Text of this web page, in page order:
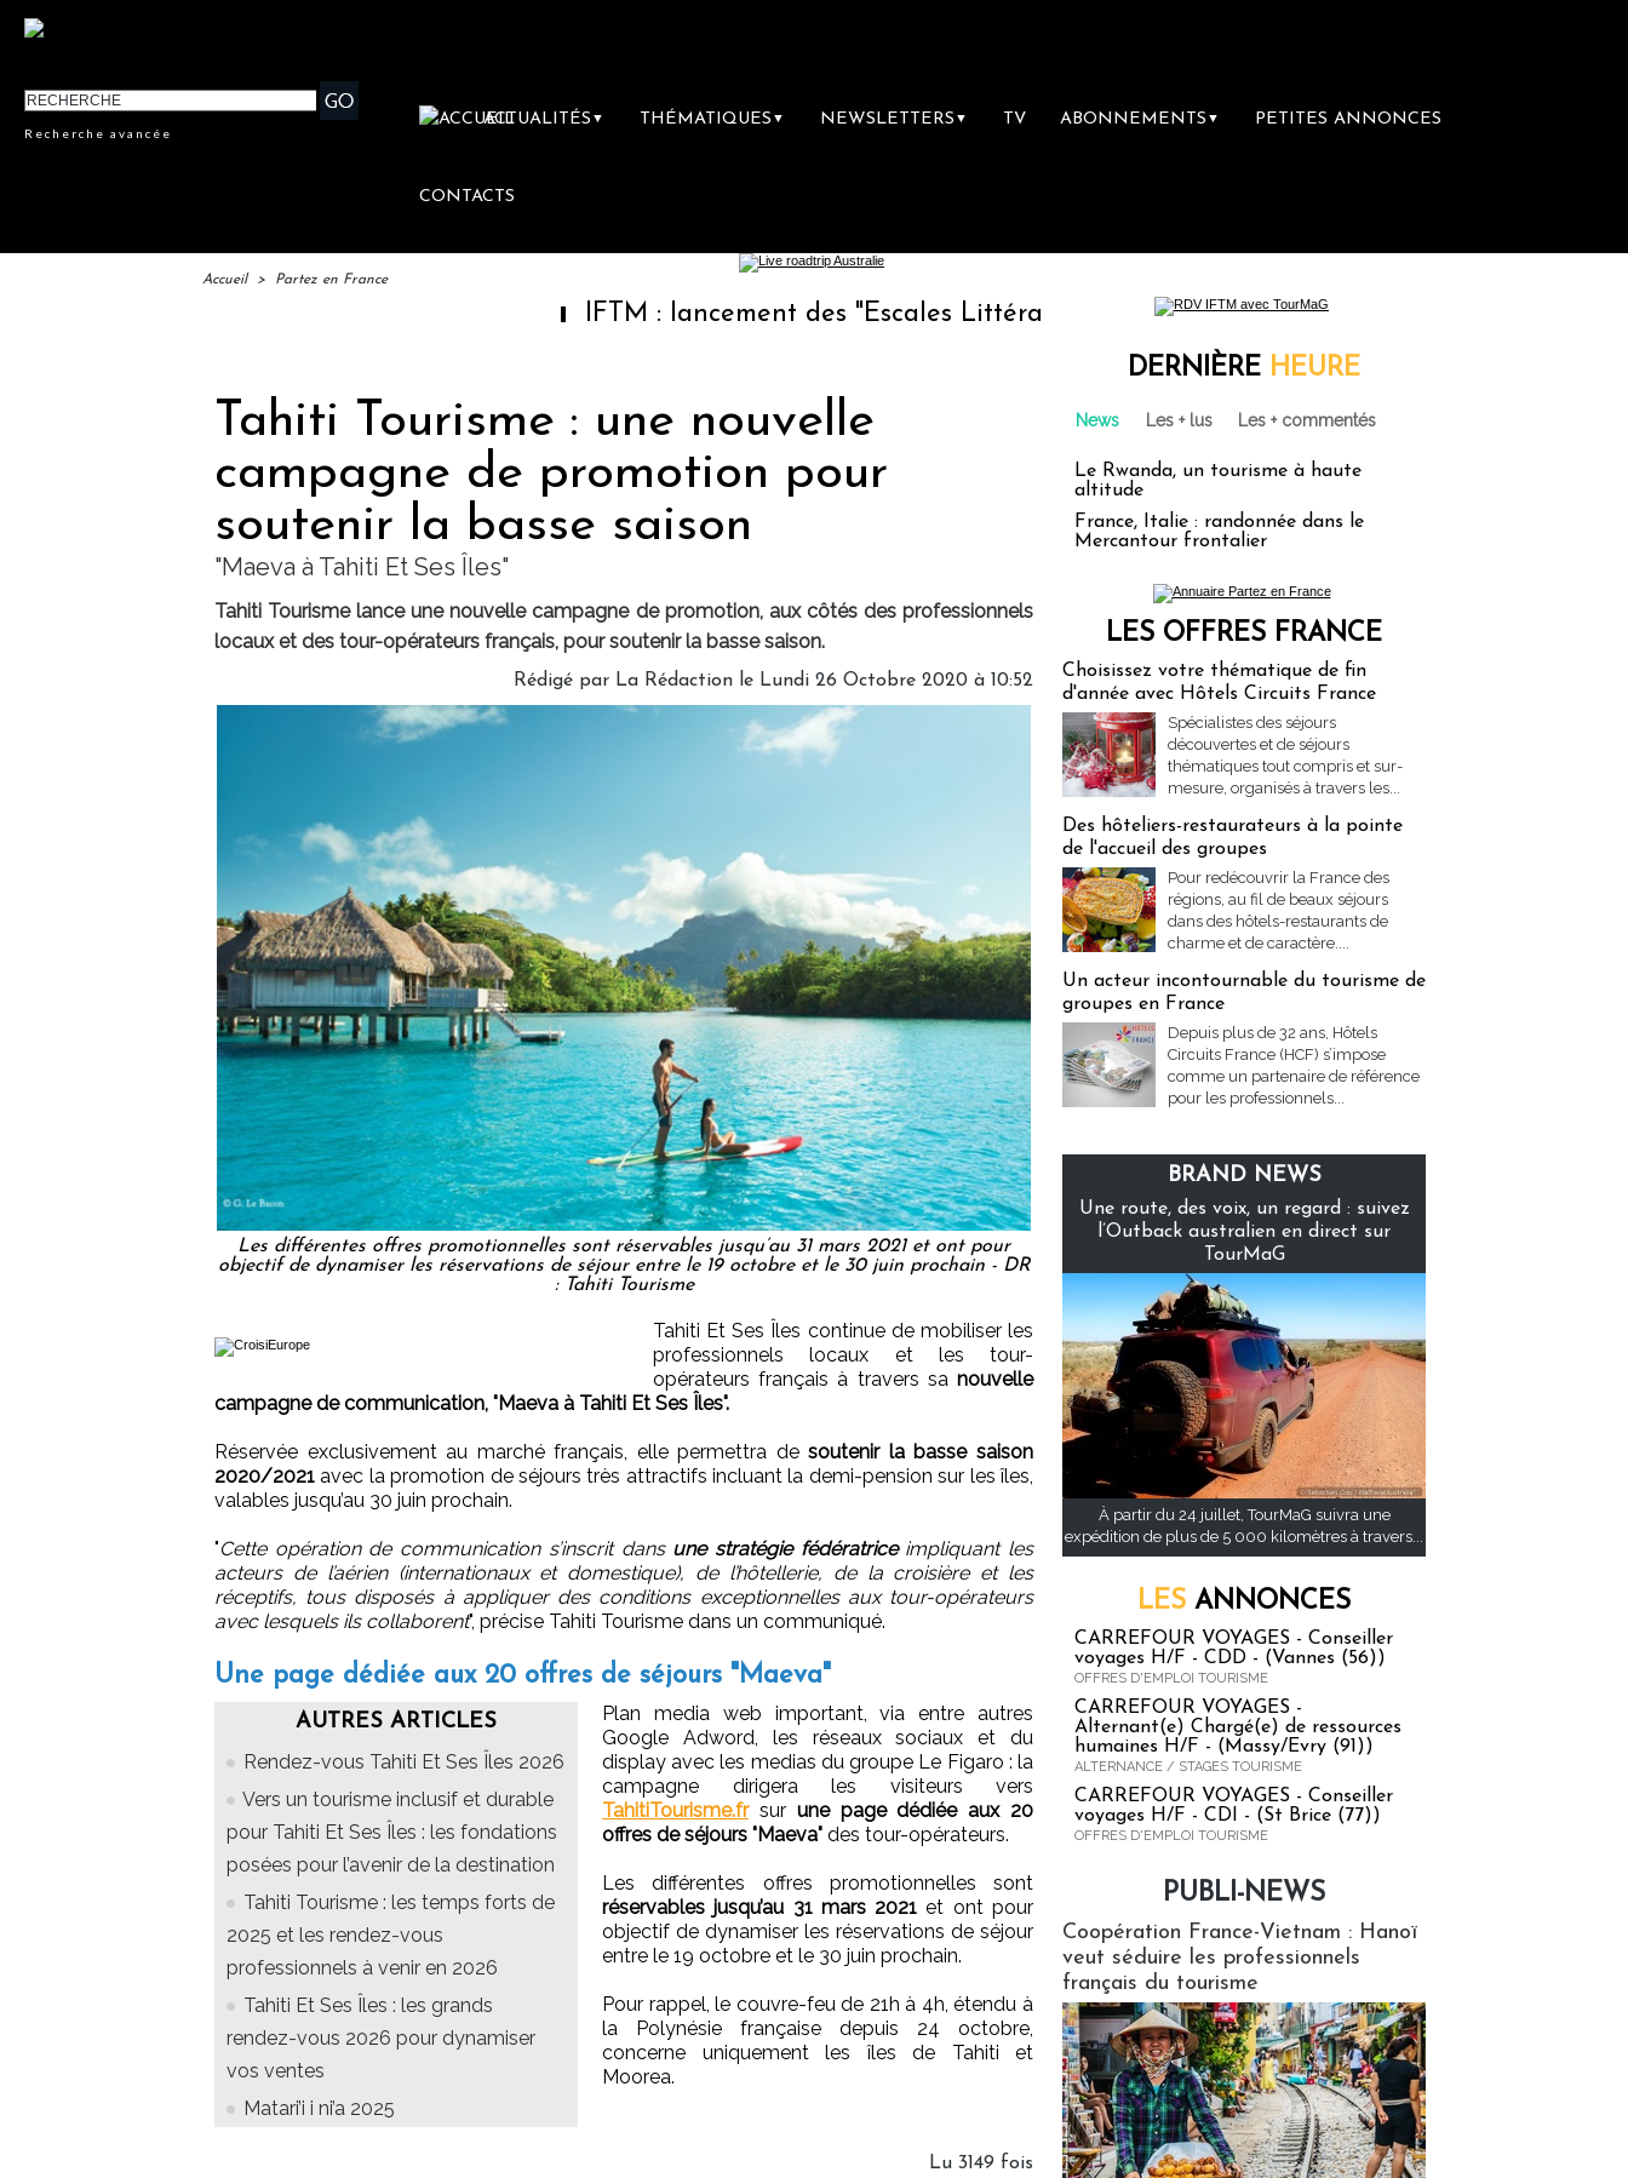
Recherche avancée
ACTUALITÉS ▼ THÉMATIQUES ▼ NEWSLETTERS ▼ TV ABONNEMENTS ▼ PETITES ANNONCES
CONTACTS
Accueil > Partez en France
IFTM : lancement des "Escales Littéraires", la première librairie du voyage
Tahiti Tourisme : une nouvelle
campagne de promotion pour
soutenir la basse saison
"Maeva à Tahiti Et Ses Îles"
Tahiti Tourisme lance une nouvelle campagne de promotion, aux côtés des professionnels
locaux et des tour-opérateurs français, pour soutenir la basse saison.
Rédigé par La Rédaction le Lundi 26 Octobre 2020 à 10:52
Les différentes offres promotionnelles sont réservables jusqu’au 31 mars 2021 et ont pour
objectif de dynamiser les réservations de séjour entre le 19 octobre et le 30 juin prochain - DR
: Tahiti Tourisme
Tahiti Et Ses Îles continue de mobiliser les
professionnels locaux et les tour-
opérateurs français à travers sa nouvelle
campagne de communication, "Maeva à Tahiti Et Ses Îles".
Réservée exclusivement au marché français, elle permettra desoutenir la basse saison
2020/2021 avec la promotion de séjours très attractifs incluant la demi-pension sur les îles,
valables jusqu’au 30 juin prochain.
"Cette opération de communication s’inscrit dans une stratégie fédératriceimpliquant les
acteurs de l’aérien (internationaux et domestique), de l’hôtellerie, de la croisière et les
réceptifs, tous disposés à appliquer des conditions exceptionnelles aux tour-opérateurs
avec lesquels ils collaborent", précise Tahiti Tourisme dans un communiqué.
Une page dédiée aux 20 offres de séjours "Maeva"
AUTRES ARTICLES
Rendez-vous Tahiti Et Ses Îles 2026
Vers un tourisme inclusif et durable
pour Tahiti Et Ses Îles : les fondations
posées pour l’avenir de la destination
Tahiti Tourisme : les temps forts de
2025 et les rendez-vous
professionnels à venir en 2026
Tahiti Et Ses Îles : les grands
rendez-vous 2026 pour dynamiser
vos ventes
Matari’i i ni’a 2025
Plan media web important, via entre autres
Google Adword, les réseaux sociaux et du
display avec les medias du groupe Le Figaro : la
campagne dirigera les visiteurs vers
TahitiTourisme.frsur une page dédiée aux 20
offres de séjours "Maeva" des tour-opérateurs.
Les différentes offres promotionnelles sont
réservables jusqu’au 31 mars 2021 et ont pour
objectif de dynamiser les réservations de séjour
entre le 19 octobre et le 30 juin prochain.
Pour rappel, le couvre-feu de 21h à 4h, étendu à
la Polynésie française depuis 24 octobre,
concerne uniquement les îles de Tahiti et
Moorea.
Lu 3149 fois
DERNIÈRE HEURE
News Les + lus Les + commentés
Le Rwanda, un tourisme à haute
altitude
France, Italie : randonnée dans le
Mercantour frontalier
LES OFFRES FRANCE
Choisissez votre thématique de fin
d'année avec Hôtels Circuits France
Spécialistes des séjours
découvertes et de séjours
thématiques tout compris et sur-
mesure, organisés à travers les...
Des hôteliers-restaurateurs à la pointe
de l'accueil des groupes
Pour redécouvrir la France des
régions, au fil de beaux séjours
dans des hôtels-restaurants de
charme et de caractère....
Un acteur incontournable du tourisme de
groupes en France
Depuis plus de 32 ans, Hôtels
Circuits France (HCF) s’impose
comme un partenaire de référence
pour les professionnels...
BRAND NEWS
Une route, des voix, un regard : suivez
l’Outback australien en direct sur
TourMaG
À partir du 24 juillet, TourMaG suivra une
expédition de plus de 5 000 kilomètres à travers...
LES ANNONCES
CARREFOUR VOYAGES - Conseiller
voyages H/F - CDD - (Vannes (56))
OFFRES D'EMPLOI TOURISME
CARREFOUR VOYAGES -
Alternant(e) Chargé(e) de ressources
humaines H/F - (Massy/Evry (91))
ALTERNANCE / STAGES TOURISME
CARREFOUR VOYAGES - Conseiller
voyages H/F - CDI - (St Brice (77))
OFFRES D'EMPLOI TOURISME
PUBLI-NEWS
Coopération France-Vietnam : Hanoï
veut séduire les professionnels
français du tourisme